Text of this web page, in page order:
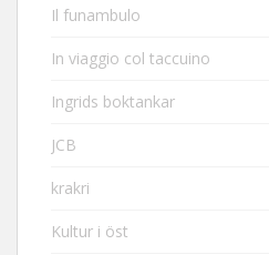
Il funambulo
In viaggio col taccuino
Ingrids boktankar
JCB
krakri
Kultur i öst